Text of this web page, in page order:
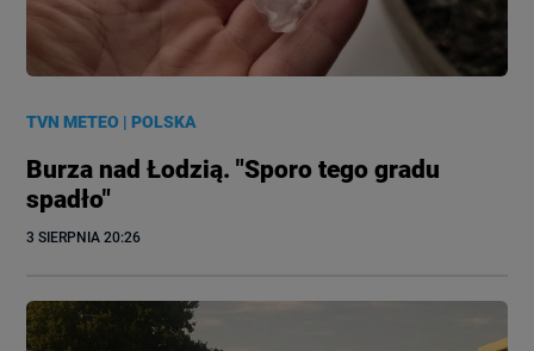
TVN METEO |POLSKA
Burza nad Łodzią. "Sporo tego gradu
spadło"
3 SIERPNIA 20:26